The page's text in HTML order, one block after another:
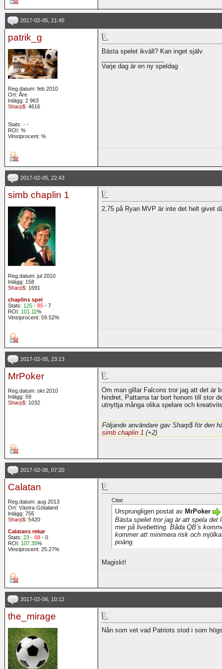
2017-02-05, 21:45
patrik_g
Reg.datum: feb 2010
Ort: Åre
Inlägg: 2 963
Sharp$: 4616
Stats: - -
ROI: %
Vinstprocent: %
Bästa spelet ikväll? Kan inget själv
Varje dag är en ny speldag
2017-02-05, 22:43
simb chaplin 1
Reg.datum: jul 2010
Inlägg: 158
Sharp$: 1691
chaplins spel
Stats: 125 - 85 - 7
ROI: 101.11%
Vinstprocent: 59.52%
2,75 på Ryan MVP är inte det helt givet
2017-02-05, 23:13
MrPoker
Reg.datum: okt 2010
Inlägg: 59
Sharp$: 1032
Om man gillar Falcons tror jag att det är
hindret, Pattarna tar bort honom till stor
utnyttja många olika spelare och
Följande användare gav Sharp$ för den
simb chaplin 1 (+2)
2017-02-06, 07:20
Calatan
Reg.datum: aug 2013
Ort: Västra Götaland
Inlägg: 755
Sharp$: 5420
Calatans rekar
Stats: 23 - 68 - 0
ROI: 107.35%
Vinstprocent: 25.27%
Citat:
Ursprungligen postat av MrPoker
Bästa spelet tror jag är att spela det
mer på livebetting. Båda QB’s
kommer att minimera risk och
poäng.
Magiskt!
2017-02-06, 10:12
the_mirage
Nån som vet vad Patriots stod i som